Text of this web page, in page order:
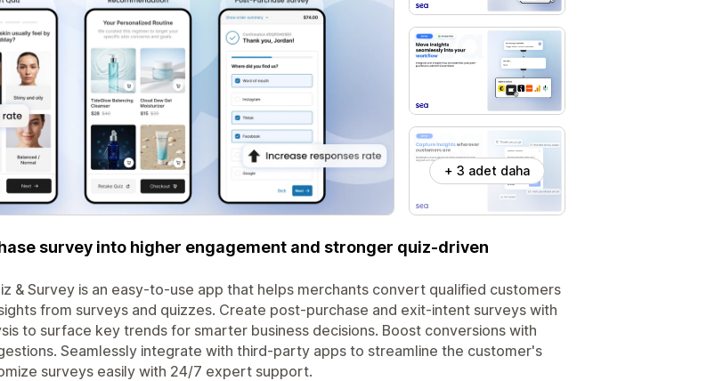
+ 3 adet daha
survey into higher engagement and stronger quiz-driven
& Survey is an easy-to-use app that helps merchants convert qualified customers
from surveys and quizzes. Create post-purchase and exit-intent surveys with
to surface key trends for smarter business decisions. Boost conversions with
Seamlessly integrate with third-party apps to streamline the customer's
surveys easily with 24/7 expert support.